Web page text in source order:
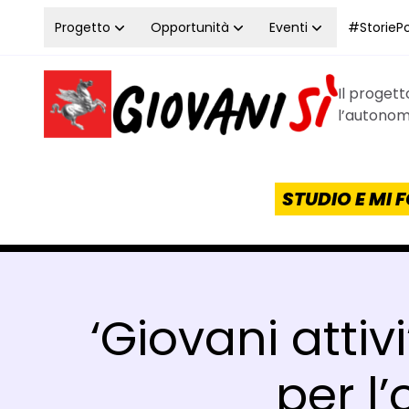
Vai al contenuto
Progetto Opportunità Eventi
Homepage Giovanisì - Progetto della Regione
Il
STUDIO E MI
‘Giovani
per